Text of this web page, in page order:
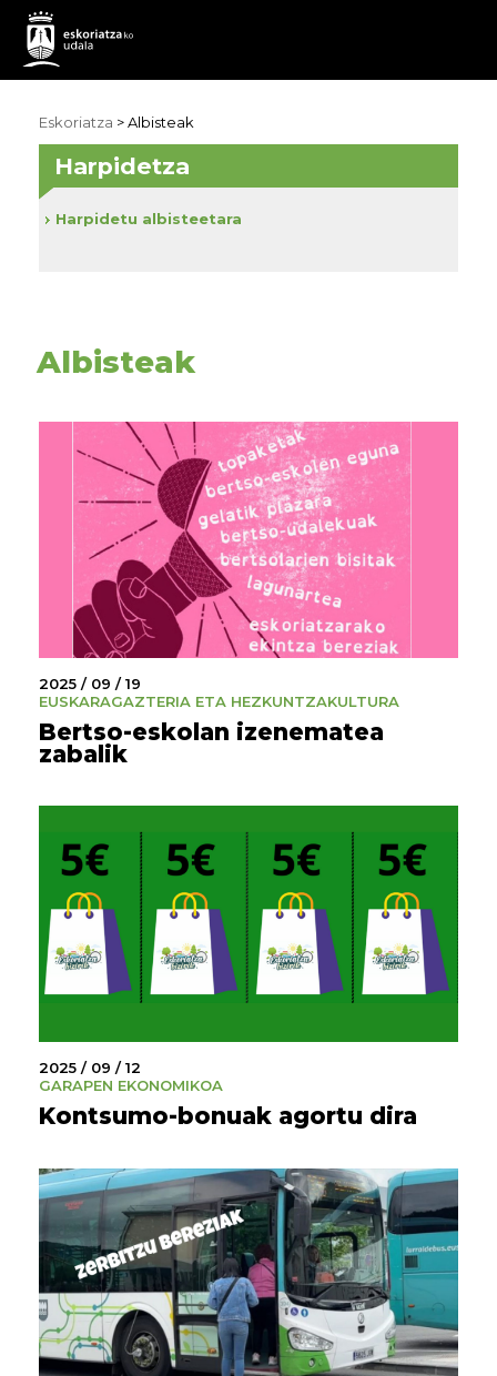
Eskoriatza >Albisteak
Albisteak
2025 / 09 / 19
EUSKARAGAZTERIA ETA HEZKUNTZAKULTURA
Bertso-eskolan izenematea
zabalik
2025 / 09 / 12
GARAPEN EKONOMIKOA
Kontsumo-bonuak agortu dira
Harpidetza
Harpidetu albisteetara